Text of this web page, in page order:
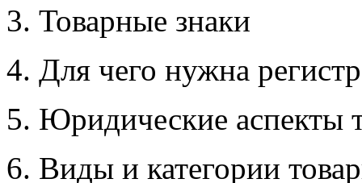
3. Товарные знаки
4. Для чего нужна
5. Юридические аспекты
6. Виды и категории